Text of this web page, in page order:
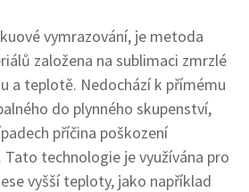
vymrazování, je metoda
založena na sublimaci zmrzlé
a teplotě. Nedochází k přímému
do plynného skupenství,
příčina poškození
technologie je využívána pro
vyšší teploty, jako například